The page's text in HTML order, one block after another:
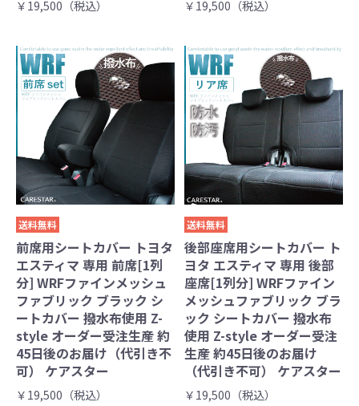
￥19,500（税込） ￥19,500（税込）
送料無料
前席用シートカバー トヨタ
エスティマ 専用 前席[1列
分] WRFファインメッシュ
ファブリック ブラック シ
ートカバー 撥水布使用 Z-
style オーダー受注生産 約
45日後のお届け（代引き不
可） ケアスター
￥19,500（税込）
送料無料
後部座席用シートカバー ト
ヨタ エスティマ 専用 後部
座席[1列分] WRFファイン
メッシュファブリック ブラ
ック シートカバー 撥水布
使用 Z-style オーダー受注
生産 約45日後のお届け
（代引き不可） ケアスター
￥19,500（税込）